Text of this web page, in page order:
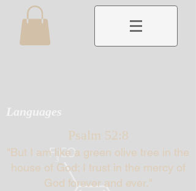
Languages
Psalm 52:8
"But I am like a green olive tree in the
house of God; I trust in the mercy of
God forever and ever."